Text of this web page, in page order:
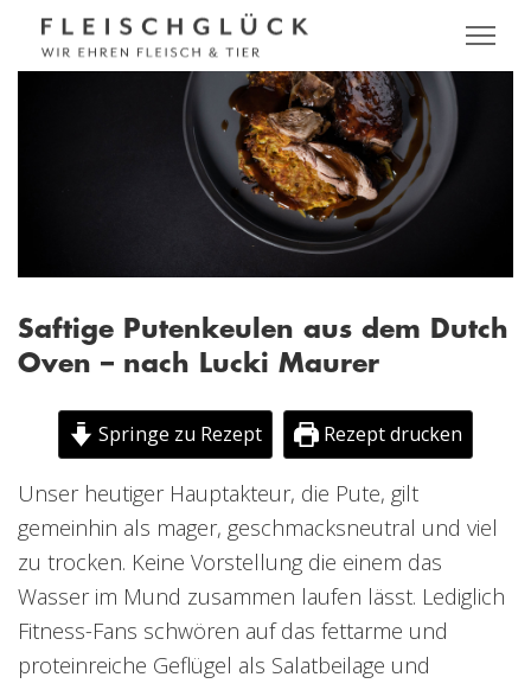
Saftige Putenkeulen aus dem Dutch
Oven – nach Lucki Maurer
Springe zu Rezept Rezept drucken
Unser heutiger Hauptakteur, die Pute, gilt
gemeinhin als mager, geschmacksneutral und viel
zu trocken. Keine Vorstellung die einem das
Wasser im Mund zusammen laufen lässt. Lediglich
Fitness-Fans schwören auf das fettarme und
proteinreiche Geflügel als Salatbeilage und